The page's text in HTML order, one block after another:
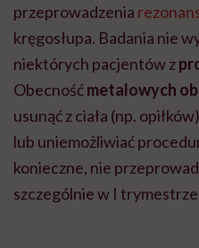
przeprowadzenia
kręgosłupa. Badania nie
niektórych pacjentów z
Obecnośćmetalowych
usunąć z ciała (np.
lub uniemożliwiać
konieczne, nie
szczególnie w I